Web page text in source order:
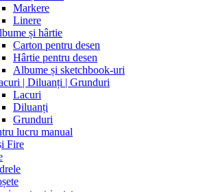
Markere
Linere
și hârtie
Carton pentru desen
Hârtie pentru desen
Albume și sketchbook-uri
| Diluanți | Grunduri
Lacuri
Diluanți
Grunduri
lucru manual
Fire